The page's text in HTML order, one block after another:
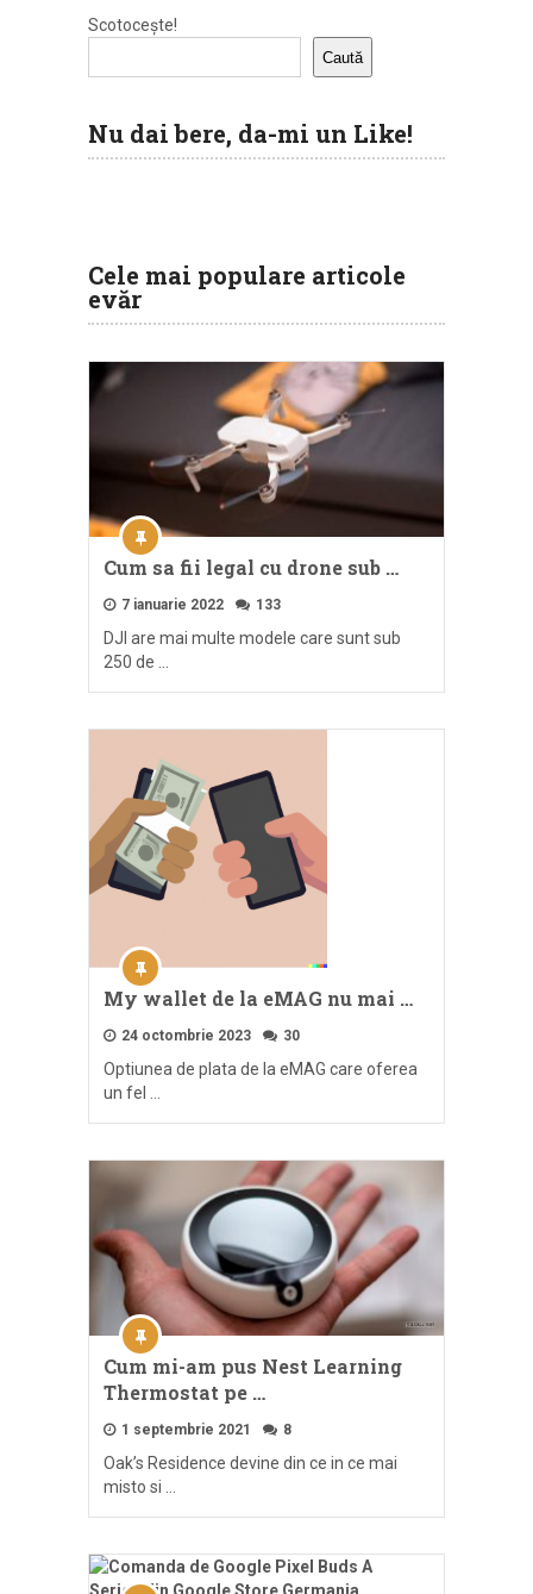
Scotocește!
Caută
Nu dai bere, da-mi un Like!
Cele mai populare articole
evăr
Cum sa fii legal cu drone sub …
7 ianuarie 2022 133
DJI are mai multe modele care sunt sub
250 de …
My wallet de la eMAG nu mai …
24 octombrie 2023 30
Optiunea de plata de la eMAG care oferea
un fel …
Cum mi-am pus Nest Learning
Thermostat pe …
1 septembrie 2021 8
Oak’s Residence devine din ce in ce mai
misto si …